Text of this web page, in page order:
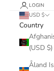
LOGIN
USD $
Country
(USD $)
Åland